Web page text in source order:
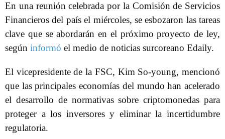
En una reunión celebrada por la Comisión de Servicios
Financieros del país el miércoles, se esbozaron las tareas
clave que se abordarán en el próximo proyecto de ley,
según informó el medio de noticias surcoreano Edaily.
El vicepresidente de la FSC, Kim So-young, mencionó
que las principales economías del mundo han acelerado
el desarrollo de normativas sobre criptomonedas para
proteger a los inversores y eliminar la incertidumbre
regulatoria.